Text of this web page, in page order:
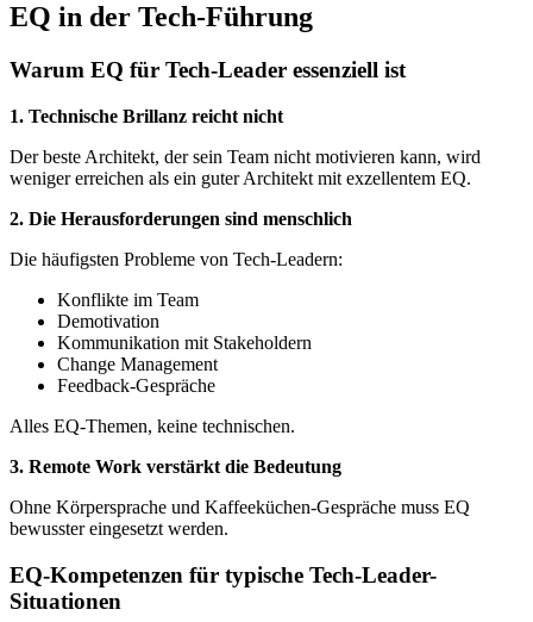
EQ in der Tech-Führung
Warum EQ für Tech-Leader essenziell ist
1. Technische Brillanz reicht nicht
Der beste Architekt, der sein Team nicht motivieren kann, wird
weniger erreichen als ein guter Architekt mit exzellentem EQ.
2. Die Herausforderungen sind menschlich
Die häufigsten Probleme von Tech-Leadern:
Konflikte im Team
Demotivation
Kommunikation mit Stakeholdern
Change Management
Feedback-Gespräche
Alles EQ-Themen, keine technischen.
3. Remote Work verstärkt die Bedeutung
Ohne Körpersprache und Kaffeeküchen-Gespräche muss EQ
bewusster eingesetzt werden.
EQ-Kompetenzen für typische Tech-Leader-
Situationen